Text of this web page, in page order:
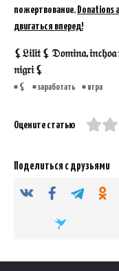
пожертвование. Donations
двигаться вперед!
⚸𝔏𝔦𝔩𝔦𝔱 ⚸ 𝔇𝔬𝔪𝔦𝔫𝔞, 𝔦𝔫𝔠𝔥𝔬𝔞
𝔫𝔦𝔤𝔯𝔦 ⚸
⚸ заработать игра
Оцените статью
Поделиться с друзьями